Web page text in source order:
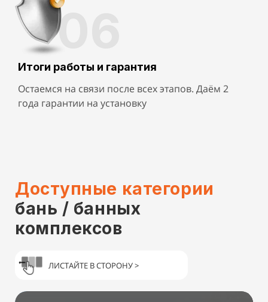
06
Итоги работы и гарантия
Остаемся на связи после всех этапов. Даём 2
года гарантии на установку
Доступные категории
бань / банных
комплексов
ЛИСТАЙТЕ В СТОРОНУ >